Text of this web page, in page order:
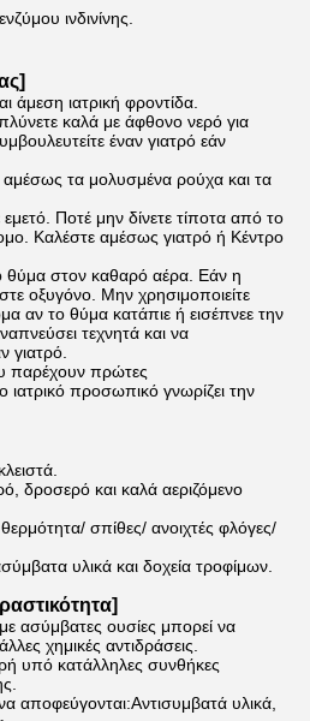
ινδινίνης.
]
άμεση ιατρική φροντίδα.
καλά με άφθονο νερό για
έναν γιατρό εάν
τα μολυσμένα ρούχα και τα
Ποτέ μην δίνετε τίποτα από το
Καλέστε αμέσως γιατρό ή Κέντρο
θύμα στον καθαρό αέρα. Εάν η
οξυγόνο. Μην χρησιμοποιείτε
αν το θύμα κατάπιε ή εισέπνεε την
τεχνητά και να
γιατρό.
παρέχουν πρώτες
ιατρικό προσωπικό γνωρίζει την
δροσερό και καλά αεριζόμενο
σπίθες/ ανοιχτές φλόγες/
υλικά και δοχεία τροφίμων.
ασύμβατες ουσίες μπορεί να
χημικές αντιδράσεις.
υπό κατάλληλες συνθήκες
αποφεύγονται:Αντισυμβατά υλικά,